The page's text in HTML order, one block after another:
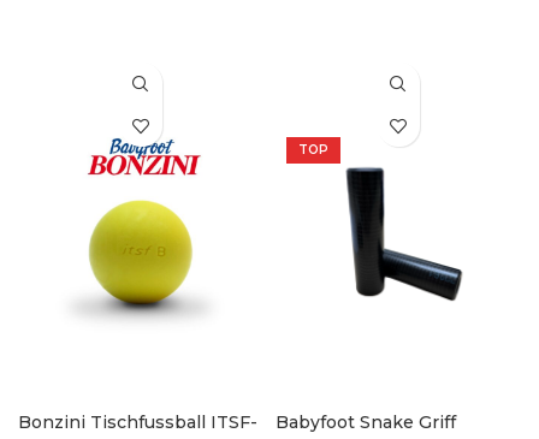
Bonzini Tischfussball ITSF-
TOP
Babyfoot Snake Griff